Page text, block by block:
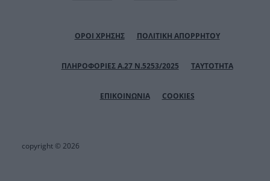
ΟΡΟΙ ΧΡΗΣΗΣ ΠΟΛΙΤΙΚΗ ΑΠΟΡΡΗΤΟΥ
ΠΛΗΡΟΦΟΡΙΕΣ Α.27 Ν.5253/2025 ΤΑΥΤΟΤΗΤΑ
ΕΠΙΚΟΙΝΩΝΙΑ COOKIES
copyright © 2026